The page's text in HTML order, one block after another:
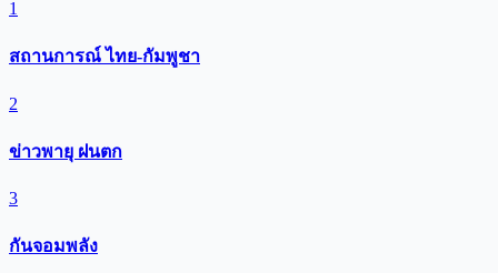
1
สถานการณ์ ไทย-กัมพูชา
2
ข่าวพายุ ฝนตก
3
กันจอมพลัง